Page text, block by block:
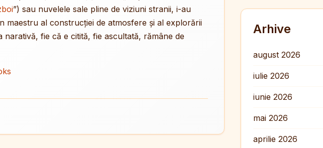
”) sau nuvelele sale pline de viziuni stranii, i-au
maestru al construcției de atmosfere și al explorării
fie că e citită, fie ascultată, rămâne de
Arhive
august 2026
iulie 2026
iunie 2026
mai 2026
aprilie 2026